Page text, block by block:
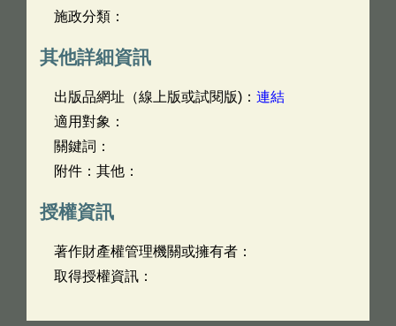
施政分類：
其他詳細資訊
出版品網址（線上版或試閱版)： 連結
適用對象：
關鍵詞：
附件：其他：
授權資訊
著作財產權管理機關或擁有者：
取得授權資訊：